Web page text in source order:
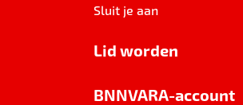
Sluit je aan
Lid worden
BNNVARA-account